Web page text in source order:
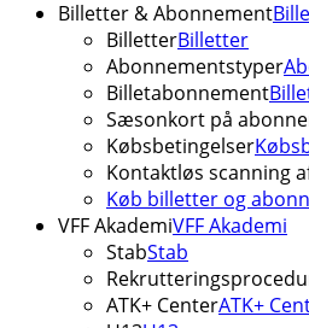
Billetter & Abonnement
BilletterBilletter
Abonnementstyper
Billetabonnement
Sæsonkort på
Købsbetingelser
Kontaktløs scanning
Køb billetter og
VFF AkademiVFF Akademi
StabStab
ATK+ CenterATK+